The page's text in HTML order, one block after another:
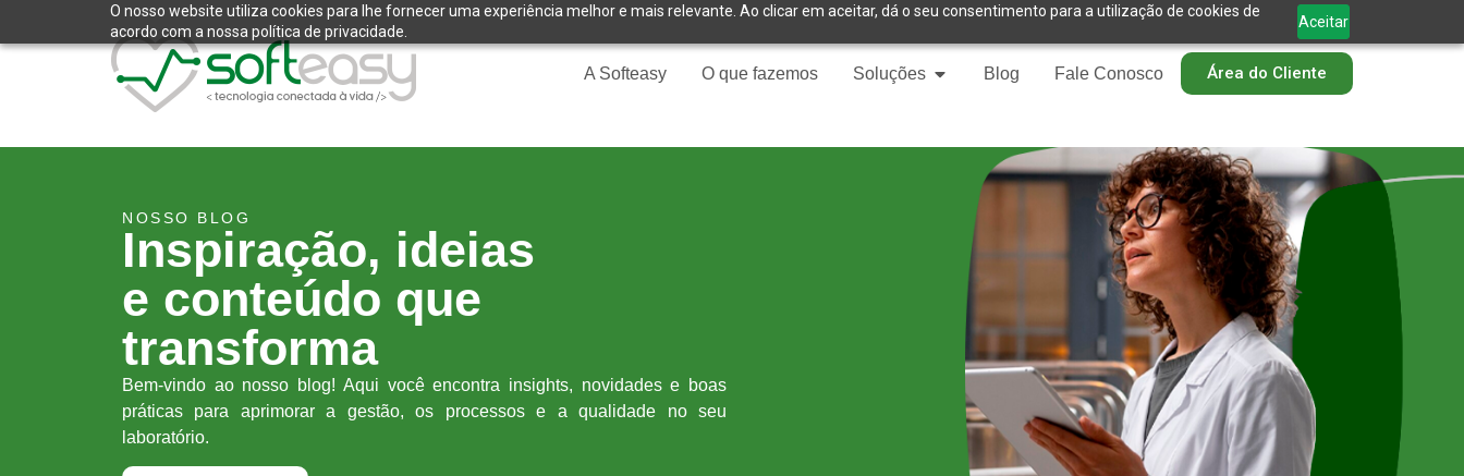
O nosso website utiliza cookies para lhe fornecer uma experiência melhor e mais relevante. Ao clicar em aceitar, dá o seu consentimento para a utilização de cookies de
acordo com a nossa política de privacidade.
Aceitar
A Softeasy O que fazemos Soluções Blog Fale Conosco Área do Cliente
NOSSO BLOG
Inspiração, ideias
e conteúdo que
transforma
Bem-vindo ao nosso blog! Aqui você encontra insights, novidades e boas
práticas para aprimorar a gestão, os processos e a qualidade no seu
laboratório.